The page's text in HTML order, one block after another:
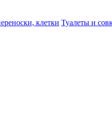
клетки Туалеты и